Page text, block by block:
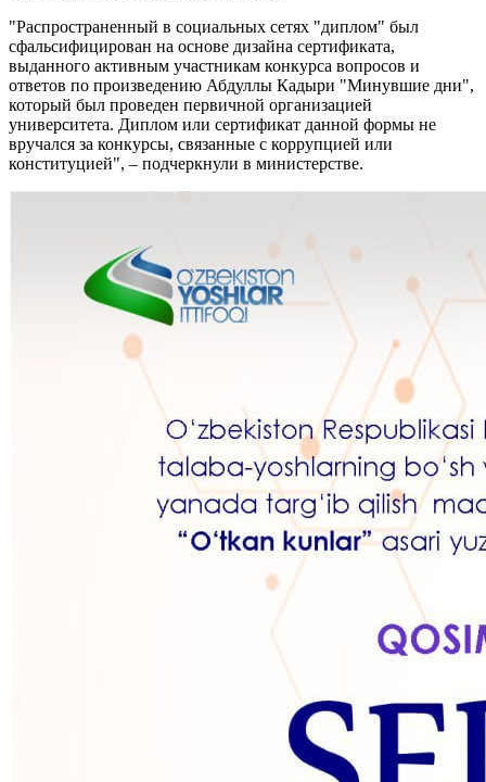
"Распространенный в социальных сетях "диплом" был
сфальсифицирован на основе дизайна сертификата,
выданного активным участникам конкурса вопросов и
ответов по произведению Абдуллы Кадыри "Минувшие дни",
который был проведен первичной организацией
университета. Диплом или сертификат данной формы не
вручался за конкурсы, связанные с коррупцией или
конституцией", – подчеркнули в министерстве.